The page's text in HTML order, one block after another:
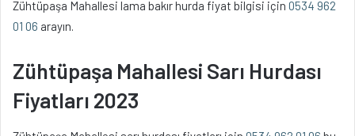
Zühtüpaşa Mahallesi lama bakır hurda fiyat bilgisi için 0534 962
01 06 arayın.
Zühtüpaşa Mahallesi Sarı Hurdası
Fiyatları 2023